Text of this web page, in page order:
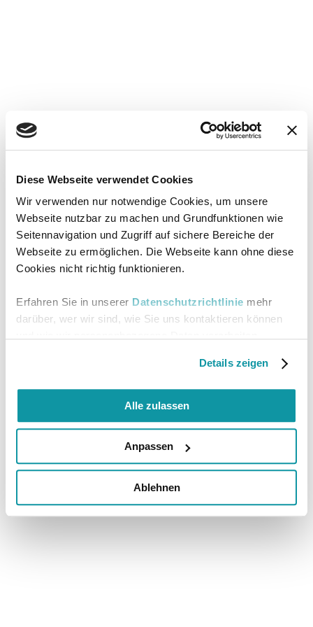
Diese Webseite verwendet Cookies
Wir verwenden nur notwendige Cookies, um unsere
Webseite nutzbar zu machen und Grundfunktionen wie
Seitennavigation und Zugriff auf sichere Bereiche der
Webseite zu ermöglichen. Die Webseite kann ohne diese
Cookies nicht richtig funktionieren.
Erfahren Sie in unserer Datenschutzrichtlinie mehr
darüber, wer wir sind, wie Sie uns kontaktieren können
Details zeigen
Alle zulassen
Anpassen
Ablehnen